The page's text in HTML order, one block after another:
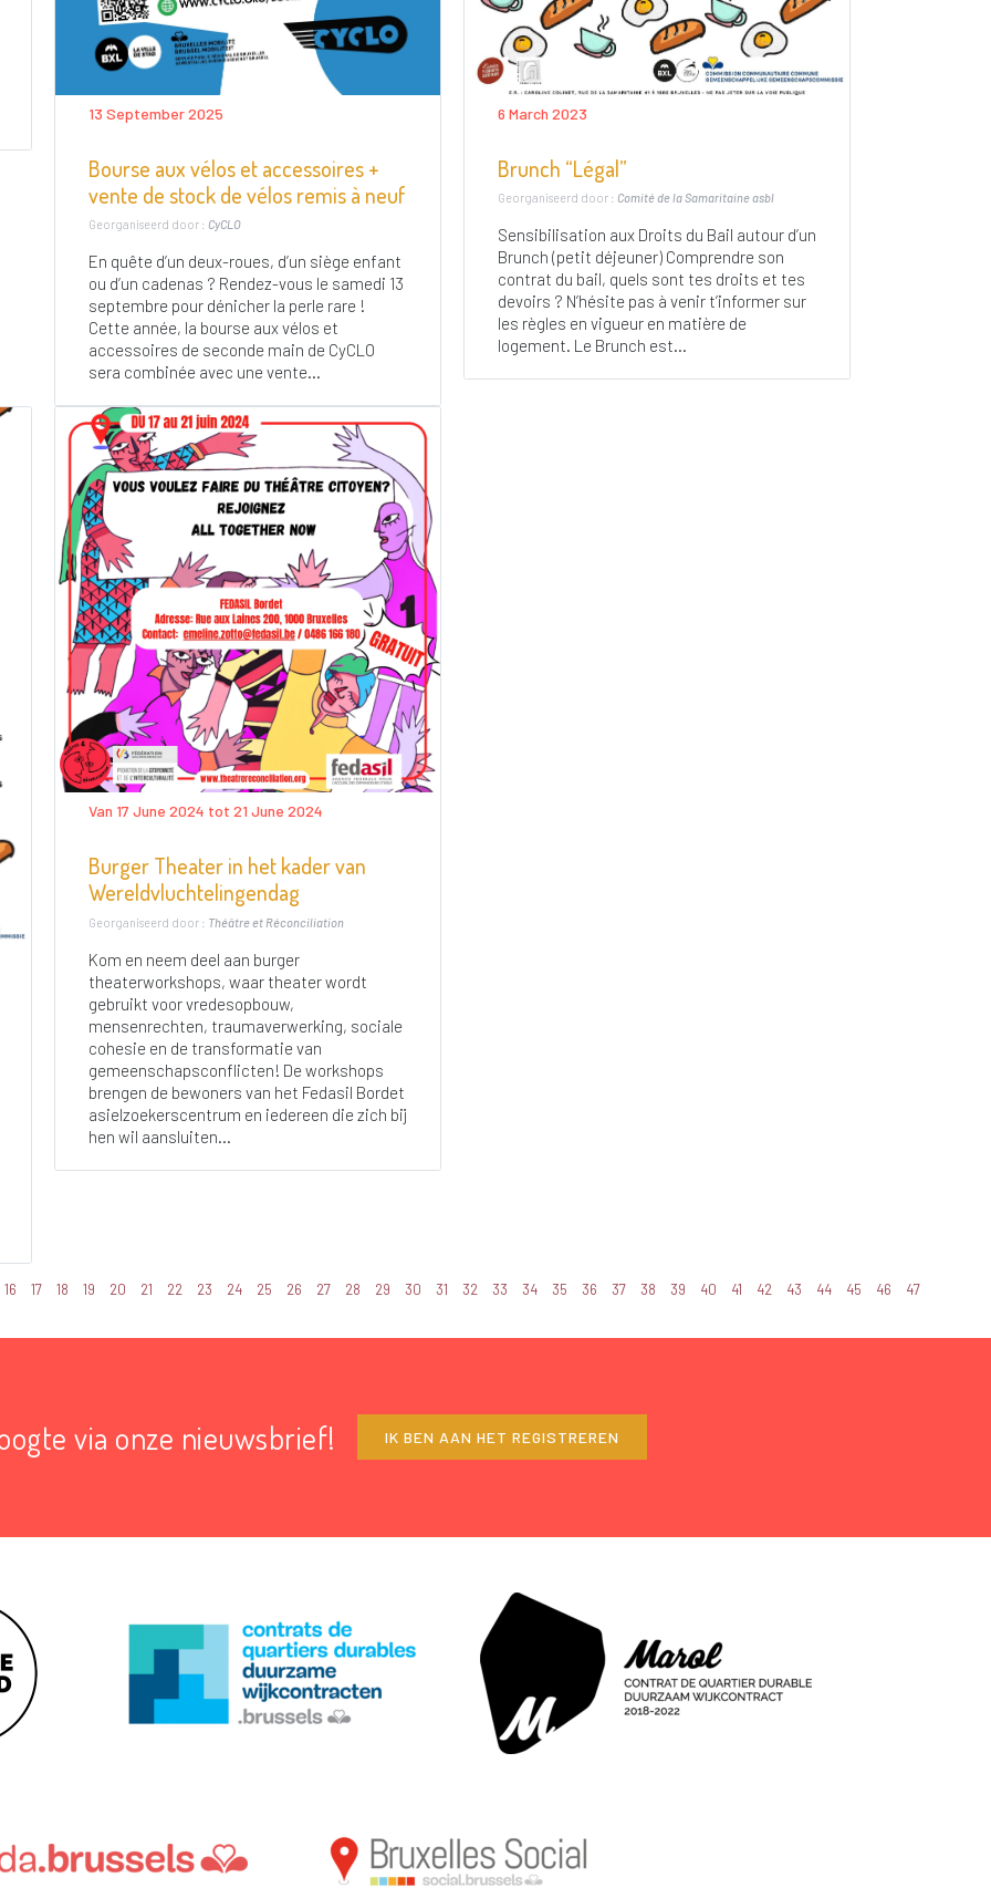
13 September 2025
Bourse aux vélos et accessoires +
vente de stock de vélos remis à neuf
Georganiseerd door : CyCLO
En quête d’un deux-roues, d’un siège enfant
ou d’un cadenas ? Rendez-vous le samedi 13
septembre pour dénicher la perle rare !
Cette année, la bourse aux vélos et
accessoires de seconde main de CyCLO
sera combinée avec une vente...
6 March 2023
Brunch “Légal”
Georganiseerd door : Comité de la Samaritaine asbl
Sensibilisation aux Droits du Bail autour d’un
Brunch (petit déjeuner) Comprendre son
contrat du bail, quels sont tes droits et tes
devoirs ? N’hésite pas à venir t’informer sur
les règles en vigueur en matière de
logement. Le Brunch est...
Van 17 June 2024 tot 21 June 2024
Burger Theater in het kader van
Wereldvluchtelingendag
Georganiseerd door : Théâtre et Réconciliation
Kom en neem deel aan burger
theaterworkshops, waar theater wordt
gebruikt voor vredesopbouw,
mensenrechten, traumaverwerking, sociale
cohesie en de transformatie van
gemeenschapsconflicten! De workshops
brengen de bewoners van het Fedasil Bordet
asielzoekerscentrum en iedereen die zich bij
hen wil aansluiten...
16 17 18 19 20 21 22 23 24 25 26 27 28 29 30 31 32 33 34 35 36 37 38 39 40 41 42 43 44 45 46 47
via onze nieuwsbrief! IK BEN AAN HET REGISTREREN